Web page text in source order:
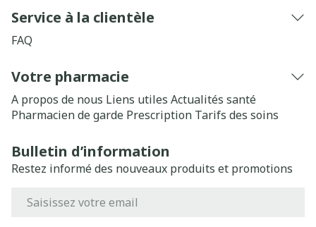
Service à la clientèle
FAQ
Votre pharmacie
A propos de nous Liens utiles Actualités santé
Pharmacien de garde Prescription Tarifs des soins
Bulletin d’information
Restez informé des nouveaux produits et promotions